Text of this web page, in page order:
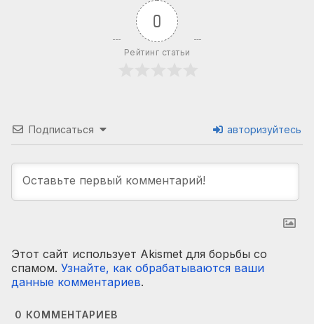
0
Рейтинг статьи
Подписаться авторизуйтесь
Этот сайт использует Akismet для борьбы со
спамом. Узнайте, как обрабатываются ваши
данные комментариев.
0 КОММЕНТАРИЕВ